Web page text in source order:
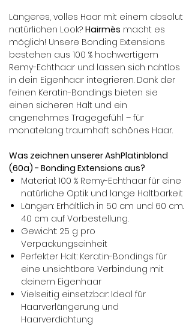
Längeres, volles Haar mit einem absolut
natürlichen Look? Hairmès macht es
möglich! Unsere Bonding Extensions
bestehen aus 100 % hochwertigem
Remy-Echthaar und lassen sich nahtlos
in dein Eigenhaar integrieren. Dank der
feinen Keratin-Bondings bieten sie
einen sicheren Halt und ein
angenehmes Tragegefühl – für
monatelang traumhaft schönes Haar.
Was zeichnen unserer AshPlatinblond
(60a) - Bonding Extensions aus?
Material: 100 % Remy-Echthaar für eine
natürliche Optik und lange Haltbarkeit
Längen: Erhältlich in 50 cm und 60 cm.
40 cm auf Vorbestellung.
Gewicht: 25 g pro
Verpackungseinheit
Perfekter Halt: Keratin-Bondings für
eine unsichtbare Verbindung mit
deinem Eigenhaar
Vielseitig einsetzbar: Ideal für
Haarverlängerung und
Haarverdichtung